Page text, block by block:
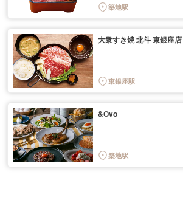
築地駅
大衆すき焼 北斗 東銀座店
東銀座駅
&Ovo
築地駅